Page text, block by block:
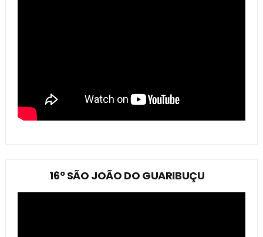
16º SÃO JOÃO DO GUARIBUÇU